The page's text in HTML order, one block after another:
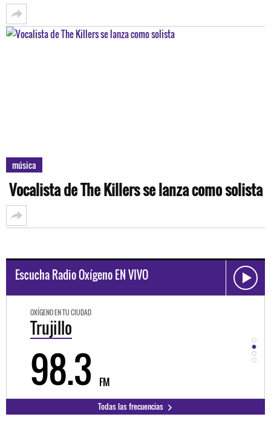
música
Vocalista de The Killers se lanza como solista
Escucha Radio Oxígeno EN VIVO
OXÍGENO EN TU CIUDAD
Trujillo
98.3 FM
Todas las frecuencias